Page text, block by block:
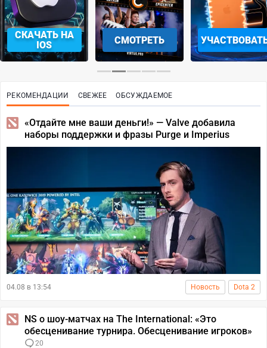
СКАЧАТЬ НА
IOS
СМОТРЕТЬ
РЕКОМЕНДАЦИИ СВЕЖЕЕ ОБСУЖДАЕМОЕ
«Отдайте мне ваши деньги!» — Valve добавила
наборы поддержки и фразы Purge и Imperius
04.08 в 13:54 Новость Dota 2
NS о шоу-матчах на The International: «Это
обесценивание турнира. Обесценивание игроков»
20